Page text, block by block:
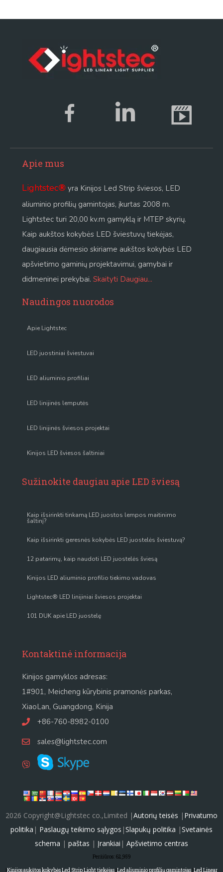
Apie mus
Lightstec® yra Kinijos Led Strip šviesos, LED
aliuminio profilių gamintojas, įkurtas 2008 m.
Lightstec turi 20,00 kv.m gamyklą ir MTEP skyrių.
Kaip aukštos kokybės LED šviestuvų tiekėjas,
daugiausia dėmesio skiriame aukštos kokybės LED
apšvietimo gaminių projektavimui, gamybai ir
didmeninei prekybai. Skaityti Daugiau...
Naudingos nuorodos
Apie Lightstec
LED juostiniai šviestuvai
LED aliuminio profiliai
LED linijinės lemputės
LED linijinės šviesos projektai
Kinijos LED šviesos šaltiniai
Sužinokite daugiau apie LED šviesą
Kaip išsirinkti tinkamą LED juostos lempos maitinimo
šaltinį?
Kaip išsirinkti geresnės kokybės LED juostelės šviestuvą?
12 patarimų, kaip naudoti LED juostelės šviesą
Kinijos LED aliuminio profilio tiekimo vadovas
Lightstec® LED linijiniai šviesos projektai
101 DUK apie LED juostelę
Kontaktinė informacija
Kinijos gamyklos adresas:
1#901, Meicheng kūrybinis pramonės parkas,
XiaoLan, Guangdong, Kinija
+86-760-8982-0100
sales@lightstec.com
2026 Copyright@Lightstec co.,Limited |Autorių teisės | Privatumo
politika | Paslaugų teikimo sąlygos |Slapukų politika |Svetainės
schema | paštas | Įrankiai | Apšvietimo centras
Peržiūros: 62,959
Kinijos aukštos kokybės Led Strip Light tiekėjas Led aliuminio profilių gamintojas Led Linear